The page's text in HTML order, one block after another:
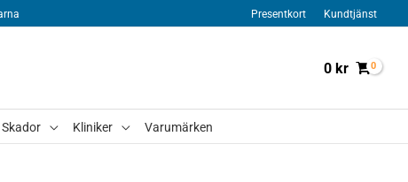
Presentkort Kundtjänst
0 kr
Skador Kliniker Varumärken